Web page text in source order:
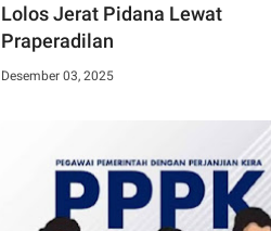
Lolos Jerat Pidana Lewat
Praperadilan
Desember 03, 2025